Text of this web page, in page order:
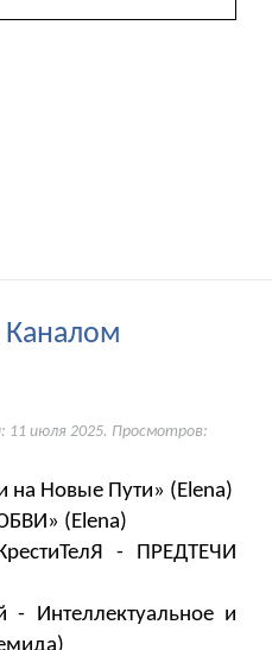
Каналом
11 июля 2025. Просмотров:
на Новые Пути» (Elena)
(Elena)
- ПРЕДТЕЧИ
Интеллектуальное и